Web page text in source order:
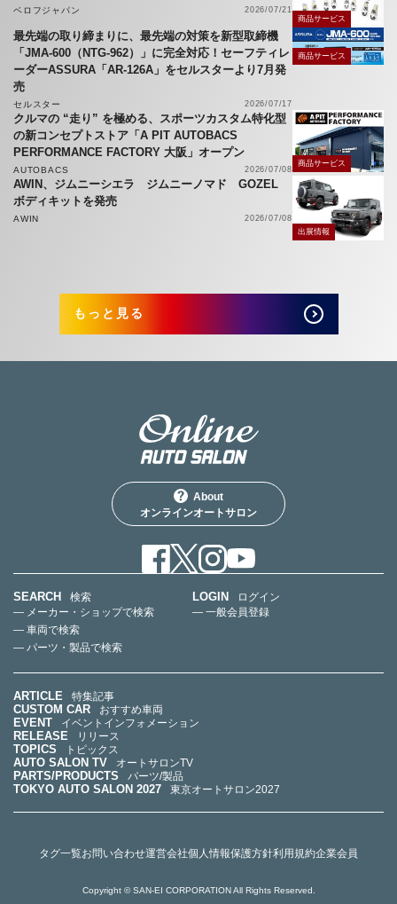
ベロフジャパン
2026/07/21
商品サービス
最先端の取り締まりに、最先端の対策を新型取締機
「JMA-600（NTG-962）」に完全対応！セーフティレ
ーダーASSURA「AR-126A」をセルスターより7月発
売
セルスター 2026/07/17
商品サービス
クルマの “走り” を極める、スポーツカスタム特化型
の新コンセプトストア「A PIT AUTOBACS
PERFORMANCE FACTORY 大阪」オープン
AUTOBACS 2026/07/08
商品サービス
AWIN、ジムニーシエラ ジムニーノマド GOZEL
ボディキットを発売
AWIN
2026/07/08
出展情報
もっと見る
About
オンラインオートサロン
SEARCH
検索
— メーカー・ショップで検索
— 車両で検索
— パーツ・製品で検索
LOGIN
ログイン
— 一般会員登録
ARTICLE 特集記事
CUSTOM CAR おすすめ車両
EVENT イベントインフォメーション
RELEASE リリース
TOPICS トピックス
AUTO SALON TV オートサロンTV
PARTS/PRODUCTS パーツ/製品
TOKYO AUTO SALON 2027 東京オートサロン2027
タグ一覧お問い合わせ運営会社個人情報保護方針利用規約企業会員
Copyright © SAN-EI CORPORATION All Rights Reserved.